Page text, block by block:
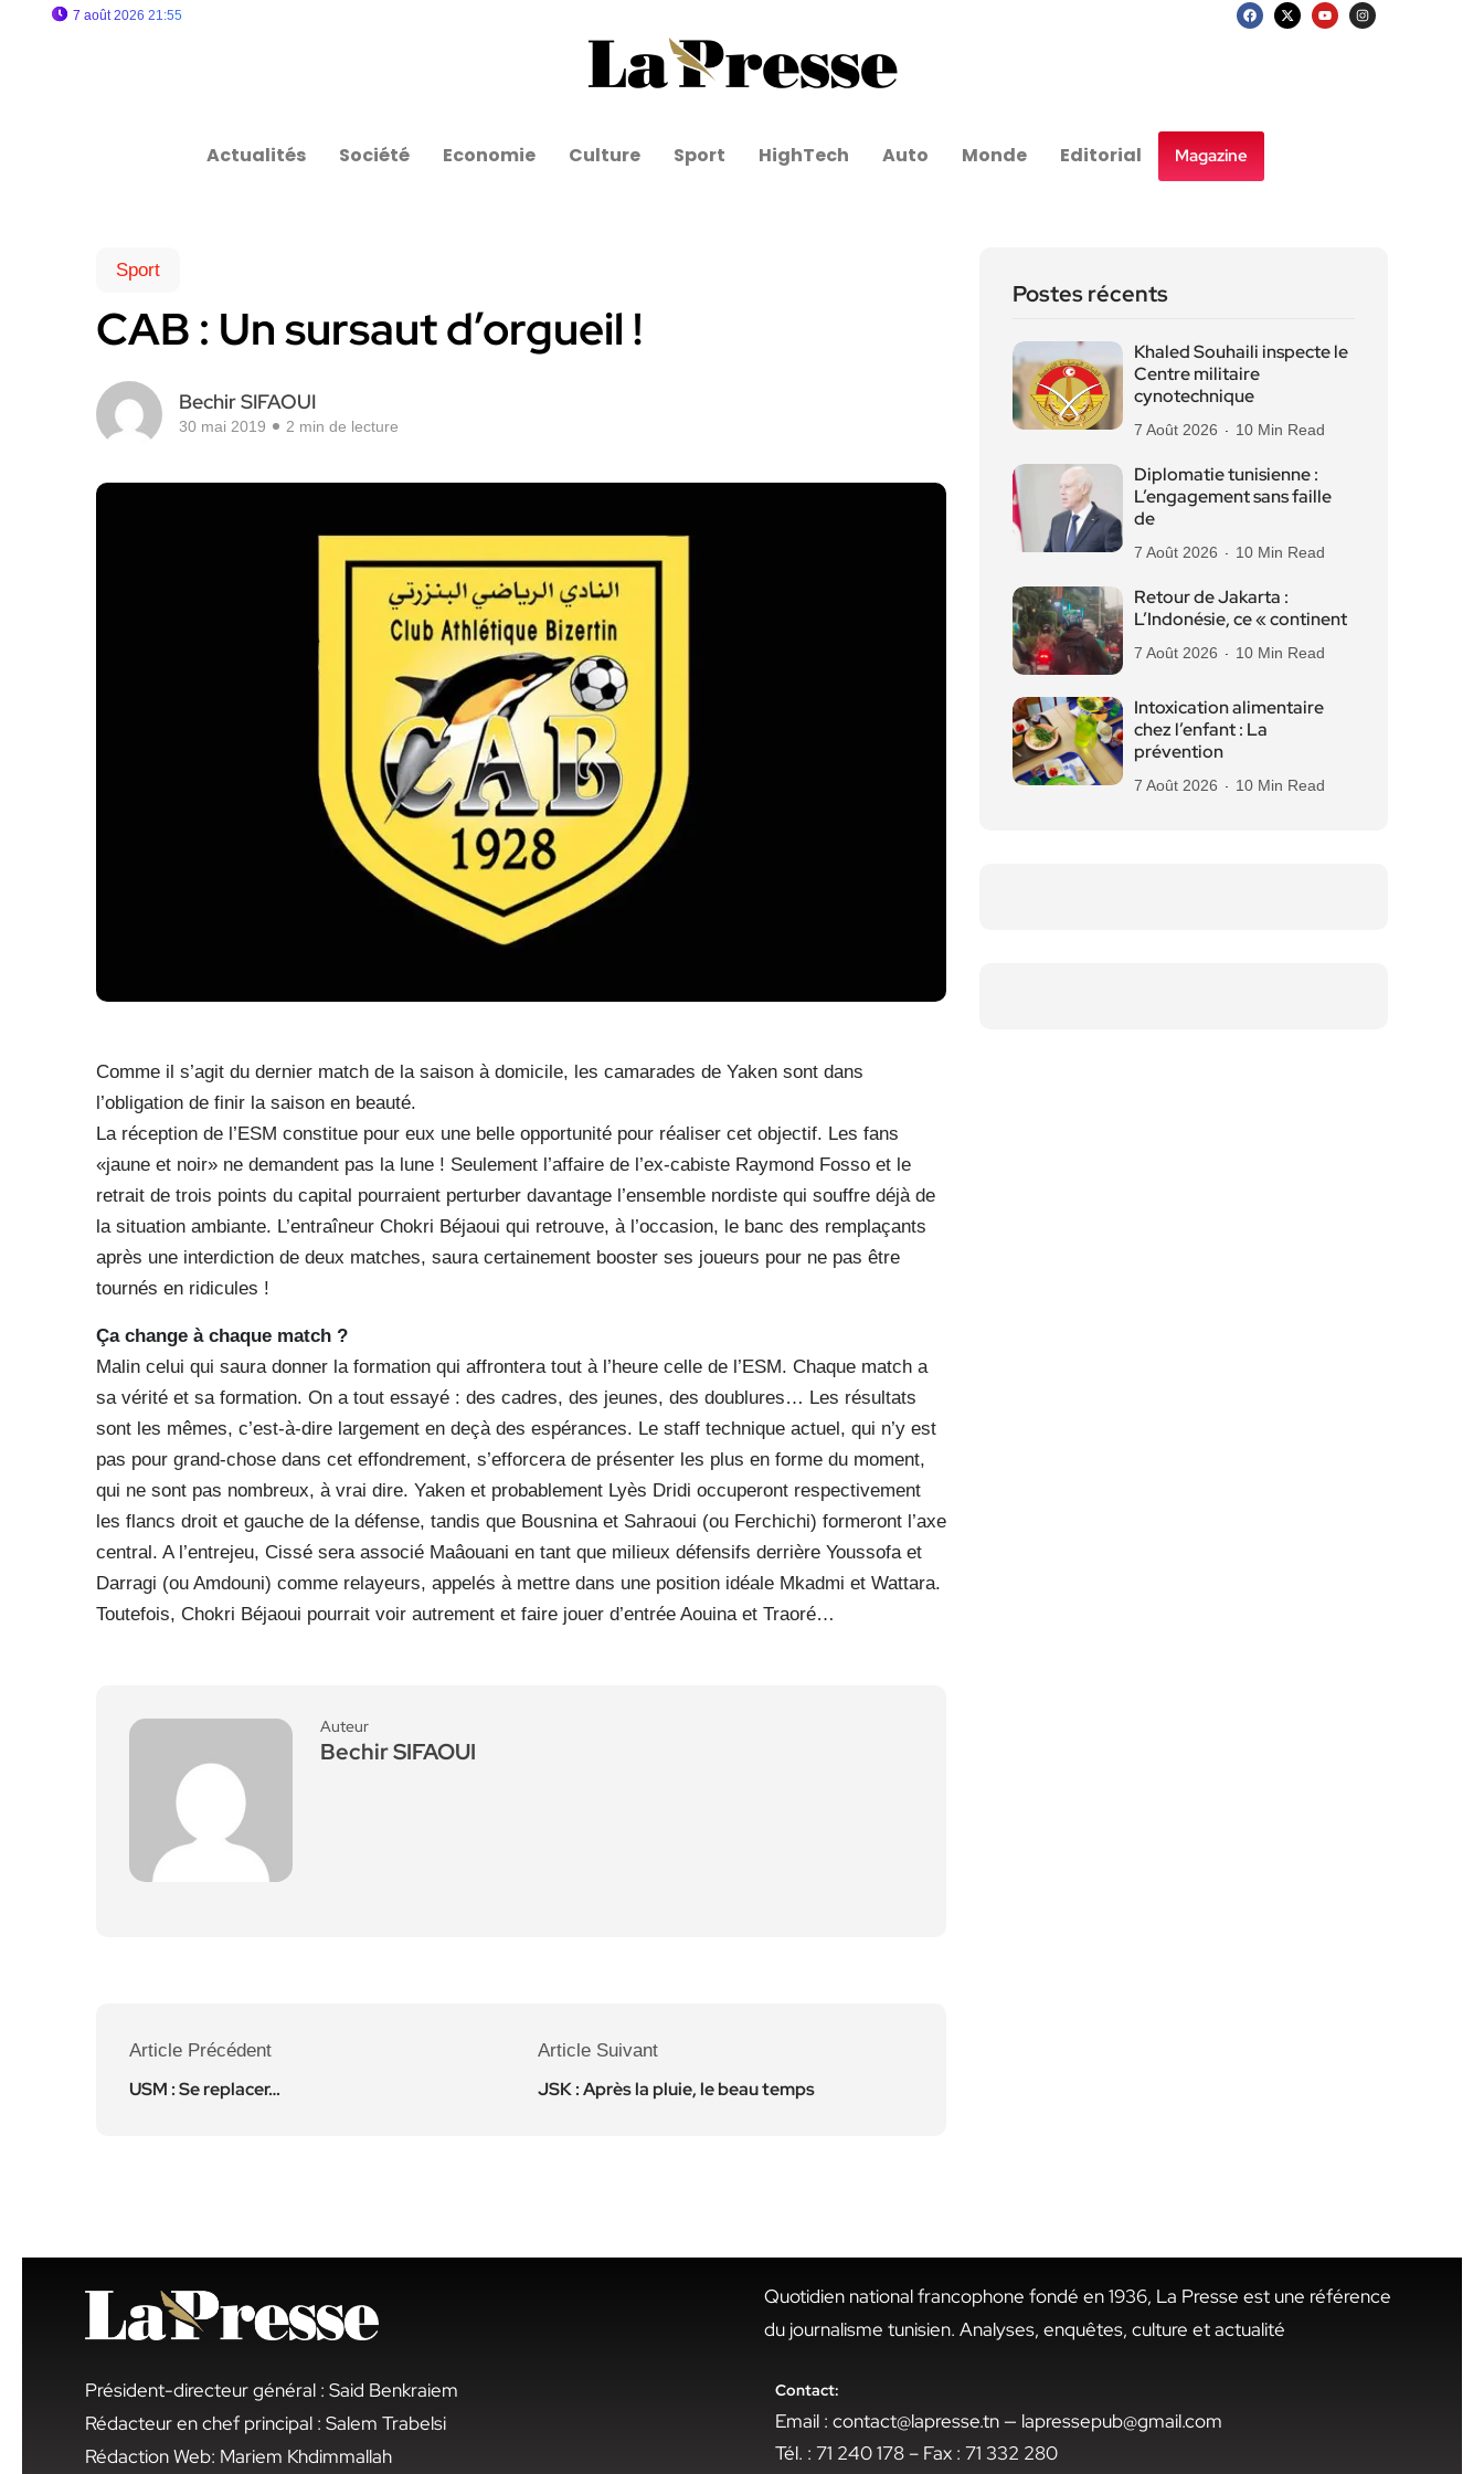
7 août 2026 21:55
Actualités Société Economie Culture Sport HighTech Auto Monde Editorial Magazine
Sport
CAB : Un sursaut d’orgueil !
Bechir SIFAOUI
30 mai 2019 2 min de lecture
Comme il s’agit du dernier match de la saison à domicile, les camarades de Yaken sont dans
l’obligation de finir la saison en beauté.
La réception de l’ESM constitue pour eux une belle opportunité pour réaliser cet objectif. Les fans
«jaune et noir» ne demandent pas la lune ! Seulement l’affaire de l’ex-cabiste Raymond Fosso et le
retrait de trois points du capital pourraient perturber davantage l’ensemble nordiste qui souffre déjà de
la situation ambiante. L’entraîneur Chokri Béjaoui qui retrouve, à l’occasion, le banc des remplaçants
après une interdiction de deux matches, saura certainement booster ses joueurs pour ne pas être
tournés en ridicules !
Ça change à chaque match ?
Malin celui qui saura donner la formation qui affrontera tout à l’heure celle de l’ESM. Chaque match a
sa vérité et sa formation. On a tout essayé : des cadres, des jeunes, des doublures… Les résultats
sont les mêmes, c’est-à-dire largement en deçà des espérances. Le staff technique actuel, qui n’y est
pas pour grand-chose dans cet effondrement, s’efforcera de présenter les plus en forme du moment,
qui ne sont pas nombreux, à vrai dire. Yaken et probablement Lyès Dridi occuperont respectivement
les flancs droit et gauche de la défense, tandis que Bousnina et Sahraoui (ou Ferchichi) formeront l’axe
central. A l’entrejeu, Cissé sera associé Maâouani en tant que milieux défensifs derrière Youssofa et
Darragi (ou Amdouni) comme relayeurs, appelés à mettre dans une position idéale Mkadmi et Wattara.
Toutefois, Chokri Béjaoui pourrait voir autrement et faire jouer d’entrée Aouina et Traoré…
Auteur
Bechir SIFAOUI
Article Précédent
USM : Se replacer…
Article Suivant
JSK : Après la pluie, le beau temps
Postes récents
Khaled Souhaili inspecte le
Centre militaire
cynotechnique
7 Août 2026 10 Min Read
Diplomatie tunisienne :
L’engagement sans faille
de
7 Août 2026 10 Min Read
Retour de Jakarta :
L’Indonésie, ce « continent
7 Août 2026 10 Min Read
Intoxication alimentaire
chez l’enfant : La
prévention
7 Août 2026 10 Min Read
Président-directeur général : Said Benkraiem
Rédacteur en chef principal : Salem Trabelsi
Rédaction Web: Mariem Khdimmallah
Quotidien national francophone fondé en 1936, La Presse est une référence
du journalisme tunisien. Analyses, enquêtes, culture et actualité
Contact:
Email : contact@lapresse.tn — lapressepub@gmail.com
Tél. : 71 240 178 – Fax : 71 332 280